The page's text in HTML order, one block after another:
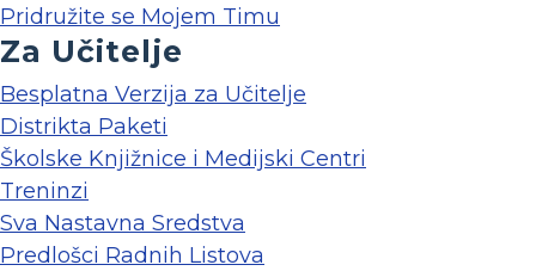
Pridružite se Mojem Timu
Za Učitelje
Besplatna Verzija za Učitelje
Distrikta Paketi
Školske Knjižnice i Medijski Centri
Treninzi
Sva Nastavna Sredstva
Predlošci Radnih Listova